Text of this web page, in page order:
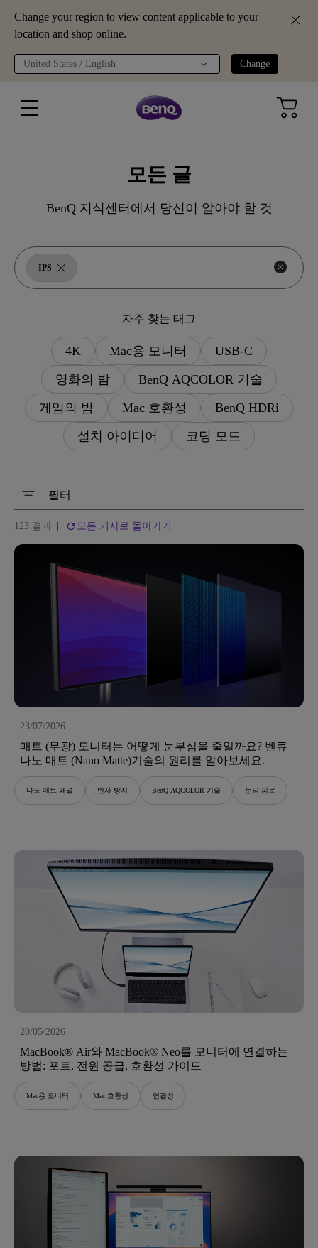
Change your region to view content applicable to your
location and shop online.
United States / English Change
모든 글
BenQ 지식센터에서 당신이 알아야 할 것
IPS
자주 찾는 태그
4K Mac용 모니터
USB-C
영화의 밤
BenQ AQCOLOR 기술
게임의 밤
Mac 호환성
BenQ HDRi
설치 아이디어
코딩 모드
필터
123 결과 모든 기사로 돌아가기
23/07/2026
매트 (무광) 모니터는 어떻게 눈부심을 줄일까요? 벤큐
나노 매트 (Nano Matte)기술의 원리를 알아보세요.
나노 매트 패널 반사 방지 BenQ AQCOLOR 기술 눈의 피로
20/05/2026
MacBook® Air와 MacBook® Neo를 모니터에 연결하는
방법: 포트, 전원 공급, 호환성 가이드
Mac용 모니터 Mac 호환성 연결성